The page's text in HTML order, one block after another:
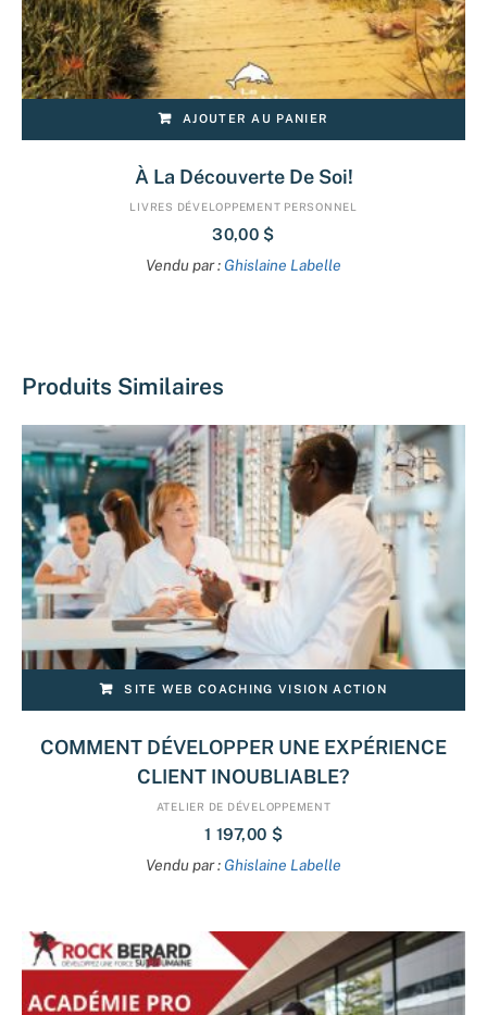
AJOUTER AU PANIER
À La Découverte De Soi!
LIVRES DÉVELOPPEMENT PERSONNEL
30,00 $
Vendu par : Ghislaine Labelle
Produits Similaires
SITE WEB COACHING VISION ACTION
COMMENT DÉVELOPPER UNE EXPÉRIENCE
CLIENT INOUBLIABLE?
ATELIER DE DÉVELOPPEMENT
1 197,00 $
Vendu par : Ghislaine Labelle